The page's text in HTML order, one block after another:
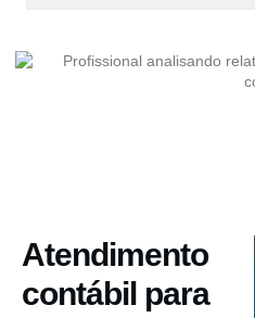
Atendimento
contábil para